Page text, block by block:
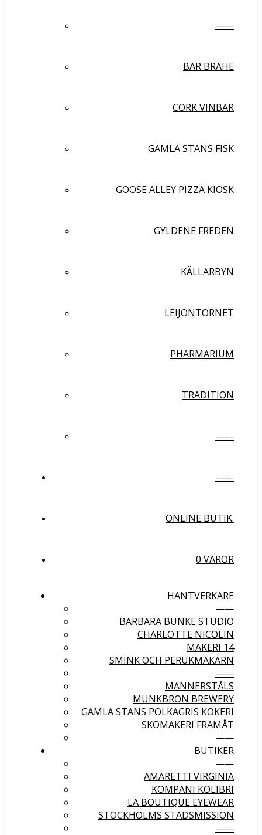
——
BAR BRAHE
CORK VINBAR
GAMLA STANS FISK
GOOSE ALLEY PIZZA KIOSK
GYLDENE FREDEN
KÄLLARBYN
LEIJONTORNET
PHARMARIUM
TRADITION
——
——
ONLINE BUTIK.
0 VAROR
HANTVERKARE
——
BARBARA BUNKE STUDIO
CHARLOTTE NICOLIN
MAKERI 14
SMINK OCH PERUKMAKARN
——
MANNERSTÅLS
MUNKBRON BREWERY
GAMLA STANS POLKAGRIS KOKERI
SKOMAKERI FRAMÅT
——
BUTIKER
——
AMARETTI VIRGINIA
KOMPANI KOLIBRI
LA BOUTIQUE EYEWEAR
STOCKHOLMS STADSMISSION
——